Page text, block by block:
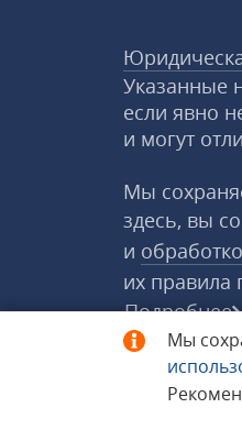
Мы
Указанные
если явно
и могут
Мы
здесь, вы
и
их правила
Подробнее
©